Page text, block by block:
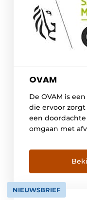
OVAM
De OVAM is
die ervoor
een
omgaan met
materialen en
uitvoering van
beschermen
Vlaanderen te
NIEUWSBRIEF